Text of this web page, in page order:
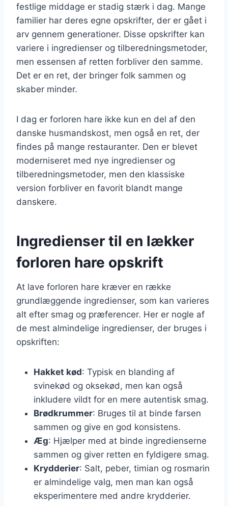
festlige middage er stadig stærk i dag. Mange
familier har deres egne opskrifter, der er gået i
arv gennem generationer. Disse opskrifter kan
variere i ingredienser og tilberedningsmetoder,
men essensen af retten forbliver den samme.
Det er en ret, der bringer folk sammen og
skaber minder.
I dag er forloren hare ikke kun en del af den
danske husmandskost, men også en ret, der
findes på mange restauranter. Den er blevet
moderniseret med nye ingredienser og
tilberedningsmetoder, men den klassiske
version forbliver en favorit blandt mange
danskere.
Ingredienser til en lækker
forloren hare opskrift
At lave forloren hare kræver en række
grundlæggende ingredienser, som kan varieres
alt efter smag og præferencer. Her er nogle af
de mest almindelige ingredienser, der bruges i
opskriften:
Hakket kød: Typisk en blanding af
svinekød og oksekød, men kan også
inkludere vildt for en mere autentisk smag.
Brødkrummer: Bruges til at binde farsen
sammen og give en god konsistens.
Æg: Hjælper med at binde ingredienserne
sammen og giver retten en fyldigere smag.
Krydderier: Salt, peber, timian og rosmarin
er almindelige valg, men man kan også
eksperimentere med andre krydderier.